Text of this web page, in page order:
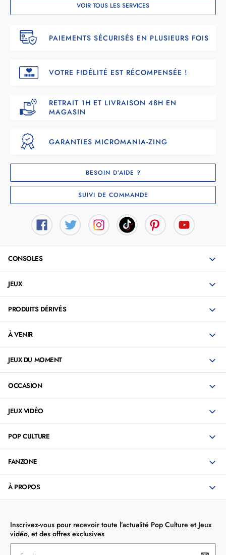
VOIR TOUS LES SERVICES
PAIEMENTS SÉCURISÉS EN PLUSIEURS FOIS
VOTRE FIDÉLITÉ EST RÉCOMPENSÉE !
RETRAIT 1H ET LIVRAISON 48H EN
MAGASIN
GARANTIES MICROMANIA-ZING
BESOIN D’AIDE ?
SUIVI DE COMMANDE
CONSOLES
JEUX
PRODUITS DÉRIVÉS
À VENIR
JEUX DU MOMENT
OCCASION
JEUX VIDÉO
POP CULTURE
FANZONE
À PROPOS
Inscrivez-vous pour recevoir toute l’actualité Pop Culture et Jeux
vidéo, et des offres exclusives